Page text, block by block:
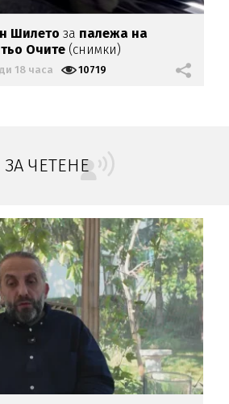
Шилетоза палежа на
Очите (снимки)
18 часа 10719
ЧЕТЕНЕ